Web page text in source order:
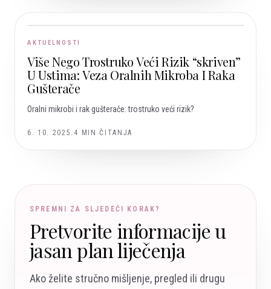
AKTUELNOSTI
Više Nego Trostruko Veći Rizik “skriven”
U Ustima: Veza Oralnih Mikroba I Raka
Gušterače
Oralni mikrobi i rak gušterače: trostruko veći rizik?
6. 10. 2025. 4 MIN ČITANJA
SPREMNI ZA SLJEDEĆI KORAK?
Pretvorite informacije u
jasan plan liječenja
Ako želite stručno mišljenje, pregled ili drugu